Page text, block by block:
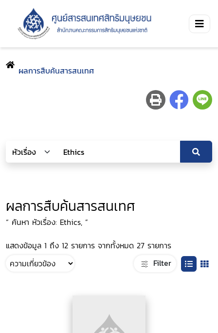
ผลการสืบค้นสารสนเทศ
ผลการสืบค้นสารสนเทศ
“ ค้นหา หัวเรื่อง: Ethics, ”
แสดงข้อมูล 1 ถึง 12 รายการ จากทั้งหมด 27 รายการ
Filter